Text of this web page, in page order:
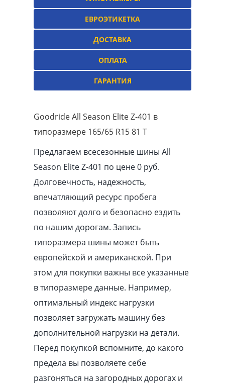
ЕВРОЭТИКЕТКА
ДОСТАВКА
ОПЛАТА
ГАРАНТИЯ
Goodride All Season Elite Z-401 в
типоразмере 165/65 R15 81 T
Предлагаем всесезонные шины All
Season Elite Z-401 по цене 0 руб.
Долговечность, надежность,
впечатляющий ресурс пробега
позволяют долго и безопасно ездить
по нашим дорогам. Запись
типоразмера шины может быть
европейской и американской. При
этом для покупки важны все указанные
в типоразмере данные. Например,
оптимальный индекс нагрузки
позволяет загружать машину без
дополнительной нагрузки на детали.
Перед покупкой вспомните, до какого
предела вы позволяете себе
разгоняться на загородных дорогах и